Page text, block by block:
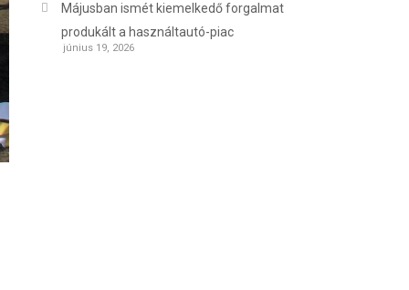
Májusban ismét kiemelkedő forgalmat
produkált a használtautó-piac
június 19, 2026